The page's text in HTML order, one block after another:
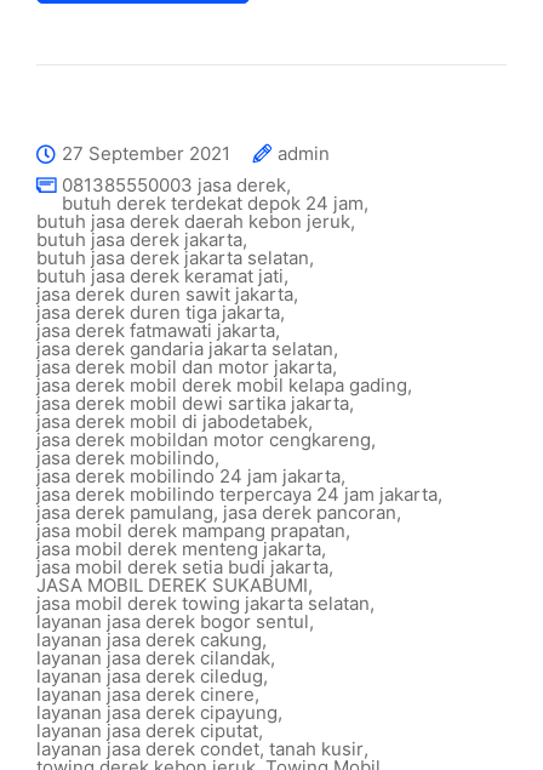
27 September 2021
admin
081385550003 jasa derek,
butuh derek terdekat depok 24 jam,
butuh jasa derek daerah kebon jeruk,
butuh jasa derek jakarta,
butuh jasa derek jakarta selatan,
butuh jasa derek keramat jati,
jasa derek duren sawit jakarta,
jasa derek duren tiga jakarta,
jasa derek fatmawati jakarta,
jasa derek gandaria jakarta selatan,
jasa derek mobil dan motor jakarta,
jasa derek mobil derek mobil kelapa gading,
jasa derek mobil dewi sartika jakarta,
jasa derek mobil di jabodetabek,
jasa derek mobildan motor cengkareng,
jasa derek mobilindo,
jasa derek mobilindo 24 jam jakarta,
jasa derek mobilindo terpercaya 24 jam jakarta,
jasa derek pamulang, jasa derek pancoran,
jasa mobil derek mampang prapatan,
jasa mobil derek menteng jakarta,
jasa mobil derek setia budi jakarta,
JASA MOBIL DEREK SUKABUMI,
jasa mobil derek towing jakarta selatan,
layanan jasa derek bogor sentul,
layanan jasa derek cakung,
layanan jasa derek cilandak,
layanan jasa derek ciledug,
layanan jasa derek cinere,
layanan jasa derek cipayung,
layanan jasa derek ciputat,
layanan jasa derek condet, tanah kusir,